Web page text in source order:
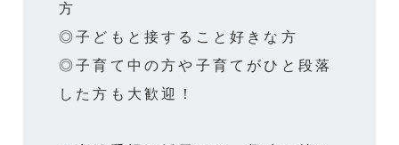
方
◎子どもと接すること好きな方
◎子育て中の方や子育てがひと段落
した方も大歓迎！